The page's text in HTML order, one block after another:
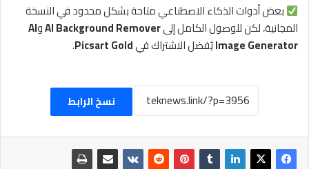
بعض أدوات الذكاء الاصطناعي متاحة بشكل محدود في النسخة
المجانية، لكن للوصول الكامل إلىAI Background RemoverوAI
Image Generatorيُفضل الاشتراك فيPicsart Gold
.
نسخ الرابط